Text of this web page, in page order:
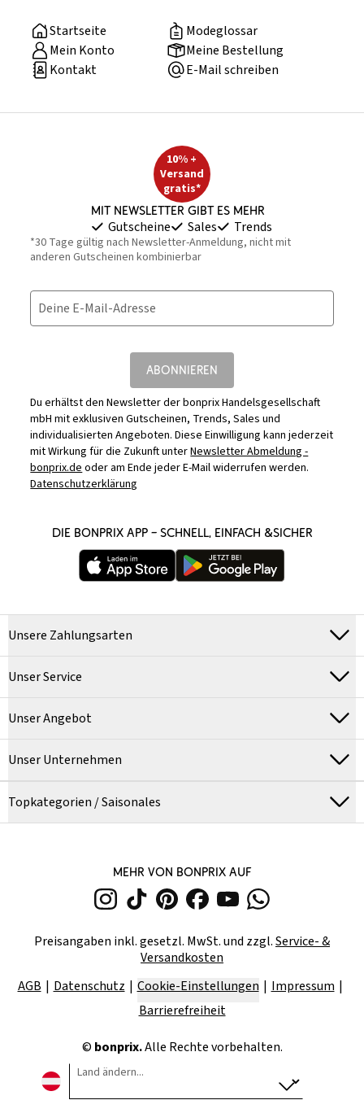
Startseite
Modeglossar
Mein Konto
Meine Bestellung
Kontakt
E-Mail schreiben
10% +
Versand
gratis*
Mit Newsletter gibt es mehr
Gutscheine Sales Trends
*30 Tage gültig nach Newsletter-Anmeldung, nicht mit
anderen Gutscheinen kombinierbar
Deine E-Mail-Adresse
ABONNIEREN
Du erhältst den Newsletter der bonprix Handelsgesellschaft
mbH mit exklusiven Gutscheinen, Trends, Sales und
individualisierten Angeboten. Diese Einwilligung kann jederzeit
mit Wirkung für die Zukunft unterNewsletter Abmeldung -
bonprix.deoder am Ende jeder E-Mail widerrufen werden.
Datenschutzerklärung
DIE BONPRIX APP – SCHNELL, EINFACH &SICHER
Unsere Zahlungsarten
Unser Service
Unser Angebot
Unser Unternehmen
Topkategorien / Saisonales
MEHR VON BONPRIX AUF
Preisangaben inkl. gesetzl. MwSt. und zzgl.Service- &
Versandkosten
AGB
Datenschutz Cookie-Einstellungen
Impressum
Barrierefreiheit
© bonprix.Alle Rechte vorbehalten.
Land ändern...